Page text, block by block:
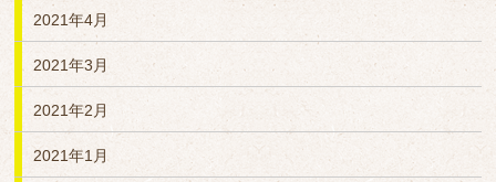
2021年4月
2021年3月
2021年2月
2021年1月